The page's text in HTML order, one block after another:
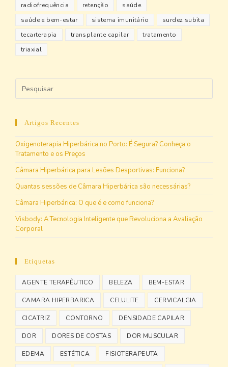
radiofrequência
retenção
saúde
saúde e bem-estar
sistema imunitário
surdez subita
tecarterapia
transplante capilar
tratamento
triaxial
Artigos Recentes
Oxigenoterapia Hiperbárica no Porto: É Segura? Conheça o
Tratamento e os Preços
Câmara Hiperbárica para Lesões Desportivas: Funciona?
Quantas sessões de Câmara Hiperbárica são necessárias?
Câmara Hiperbárica: O que é e como funciona?
Visbody: A Tecnologia Inteligente que Revoluciona a Avaliação
Corporal
Etiquetas
AGENTE TERAPÊUTICO BELEZA BEM-ESTAR
CAMARA HIPERBARICA CELULITE CERVICALGIA
CICATRIZ CONTORNO DENSIDADE CAPILAR
DOR DORES DE COSTAS DOR MUSCULAR
EDEMA ESTÉTICA FISIOTERAPEUTA